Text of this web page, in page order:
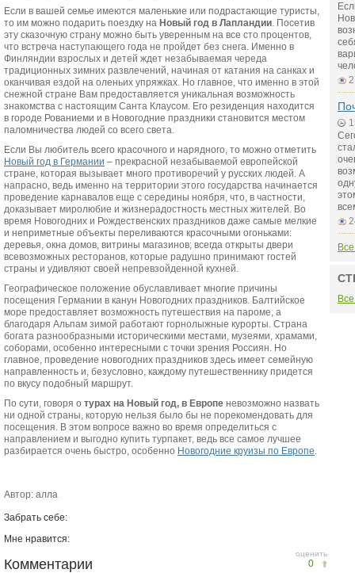
Если в вашей семье имеются маленькие или подрастающие туристы,
то им можно подарить поездку на Новый год в Лапландии. Посетив
эту сказочную страну можно быть уверенным на все сто процентов,
что встреча наступающего года не пройдет без снега. Именно в
Финляндии взрослых и детей ждет незабываемая череда
традиционных зимних развлечений, начиная от катания на санках и
оканчивая ездой на оленьих упряжках. Но главное, что именно в этой
снежной стране Вам предоставляется уникальная возможность
знакомства с настоящим Санта Клаусом. Его резиденция находится
в городе Рованиеми и в Новогодние праздники становится местом
паломничества людей со всего света.
Если Вы любитель всего красочного и нарядного, то можно отметить
Новый год в Германии – прекрасной незабываемой европейской
стране, которая вызывает много противоречий у русских людей. А
напрасно, ведь именно на территории этого государства начинается
проведение карнавалов еще с середины ноября, что, в частности,
доказывает миролюбие и жизнерадостность местных жителей. Во
время Новогодних и Рождественских праздников даже самые мелкие
и неприметные объекты переливаются красочными огоньками:
деревья, окна домов, витрины магазинов; всегда открыты двери
всевозможных ресторанов, которые радушно принимают гостей
страны и удивляют своей непревзойденной кухней.
Географическое положение обуславливает многие причины
посещения Германии в канун Новогодних праздников. Балтийское
море предоставляет возможность путешествия на пароме, а
благодаря Альпам зимой работают горнолыжные курорты. Страна
богата разнообразными историческими местами, музеями, храмами,
соборами, особенно интересными с точки зрения Россиян. Но
главное, проведение новогодних праздников здесь имеет семейную
направленность и, безусловно, каждому путешественнику придется
по вкусу подобный маршрут.
По сути, говоря о турах на Новый год, в Европе невозможно назвать
ни одной страны, которую нельзя было бы не порекомендовать для
посещения. В этом вопросе важно во время определиться с
направлением и выгодно купить турпакет, ведь все самое лучшее
разбирается очень быстро, особенно Новогодние круизы по Европе.
Автор: алла
Забрать себе:
Мне нравится:
оценить
0
Комментарии